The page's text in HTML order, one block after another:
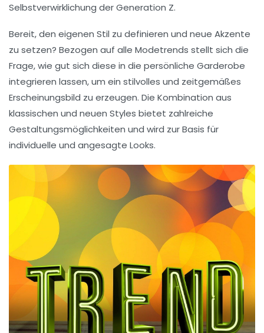
Selbstverwirklichung derGeneration Z.
Bereit, den eigenen Stil zu definieren und neue Akzente
zu setzen? Bezogen auf alle Modetrends stellt sich die
Frage, wie gut sich diese in die persönliche Garderobe
integrieren lassen, um ein stilvolles und zeitgemäßes
Erscheinungsbild zu erzeugen. Die Kombination aus
klassischen und neuen Styles bietet zahlreiche
Gestaltungsmöglichkeiten und wird zur Basis für
individuelle und angesagte Looks.